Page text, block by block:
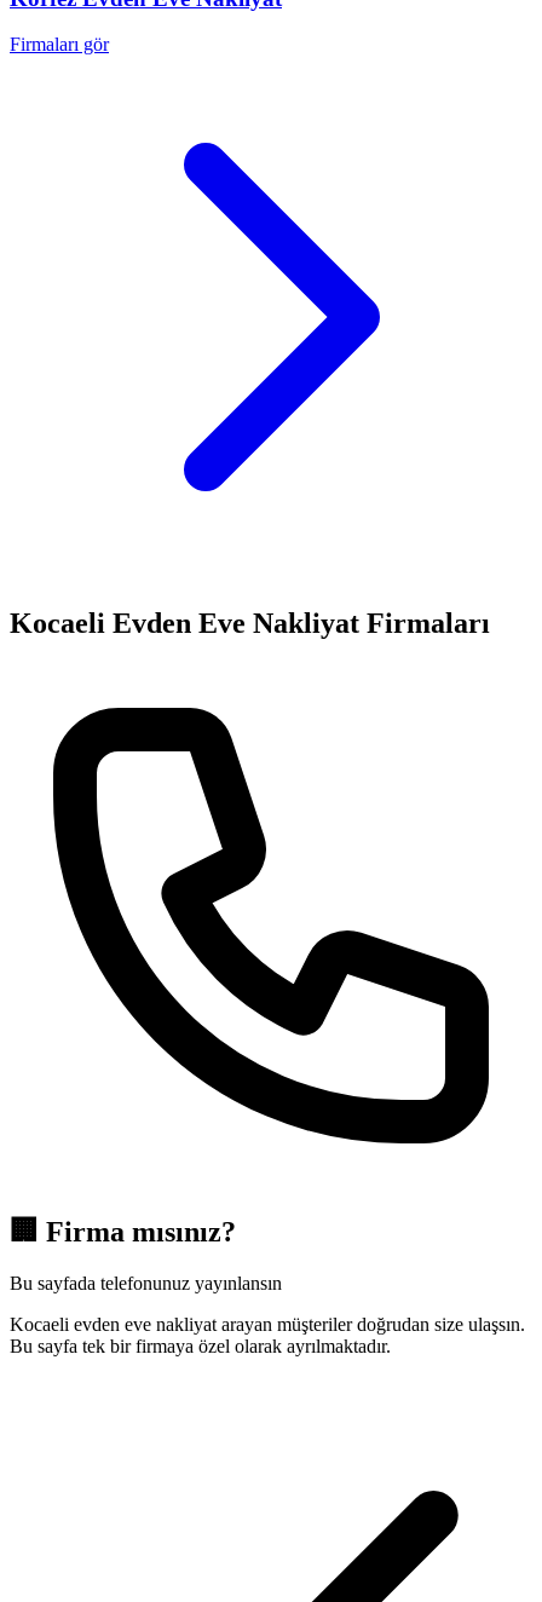
Firmaları gör
Kocaeli Evden Eve Nakliyat Firmaları
🏢 Firma mısınız?
Bu sayfada telefonunuz yayınlansın
Kocaeli evden eve nakliyat arayan müşteriler doğrudan size ulaşsın.
Bu sayfa tek bir firmaya özel olarak ayrılmaktadır.